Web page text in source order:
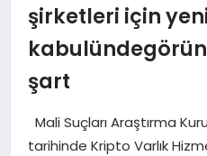
YAŞAM
EKONOMI
SAĞLIK
şirketleri için
şart
Mali Suçları Araştırma
tarihinde Kripto Varlık